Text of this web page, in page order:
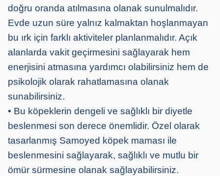
doğru oranda atılmasına olanak sunulmalıdır.
Evde uzun süre yalnız kalmaktan hoşlanmayan
bu ırk için farklı aktiviteler planlanmalıdır. Açık
alanlarda vakit geçirmesini sağlayarak hem
enerjisini atmasına yardımcı olabilirsiniz hem de
psikolojik olarak rahatlamasına olanak
sunabilirsiniz.
• Bu köpeklerin dengeli ve sağlıklı bir diyetle
beslenmesi son derece önemlidir. Özel olarak
tasarlanmış Samoyed köpek maması ile
beslenmesini sağlayarak, sağlıklı ve mutlu bir
ömür sürmesine olanak sağlayabilirsiniz.